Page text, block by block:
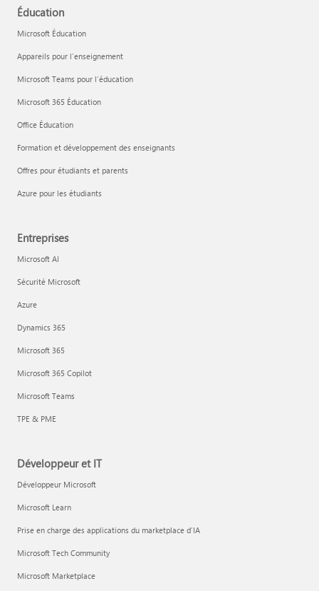
Éducation
Microsoft Éducation
Appareils pour l’enseignement
Microsoft Teams pour l’éducation
Microsoft 365 Éducation
Office Éducation
Formation et développement des enseignants
Offres pour étudiants et parents
Azure pour les étudiants
Entreprises
Microsoft AI
Sécurité Microsoft
Azure
Dynamics 365
Microsoft 365
Microsoft 365 Copilot
Microsoft Teams
TPE & PME
Développeur et IT
Développeur Microsoft
Microsoft Learn
Prise en charge des applications du marketplace d’IA
Microsoft Tech Community
Microsoft Marketplace